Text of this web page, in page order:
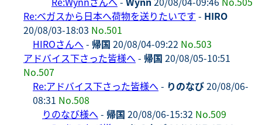
Re:ベガスから日本へ荷物を送りたいです - HIRO
20/08/03-18:03 No.501
HIROさんへ - 帰国 20/08/04-09:22 No.503
アドバイス下さった皆様へ - 帰国 20/08/05-10:51
No.507
Re:アドバイス下さった皆様へ - りのなび20/08/06-
08:31 No.508
りのなび様へ - 帰国 20/08/06-15:32 No.509